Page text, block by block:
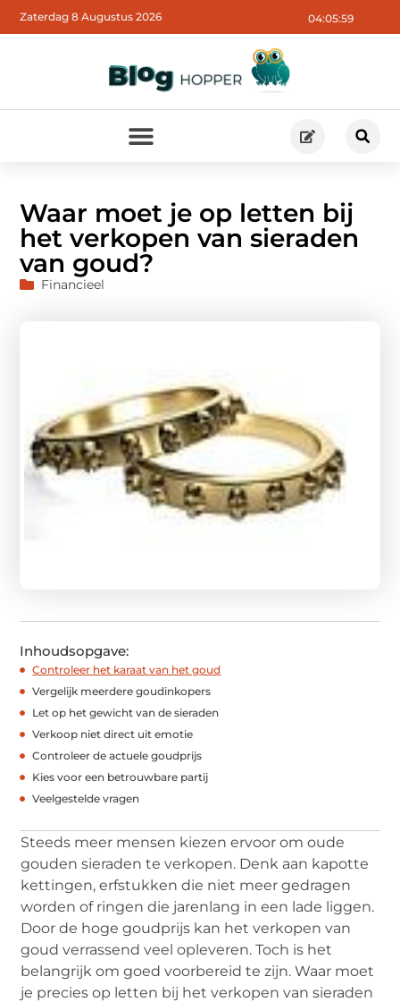
04:06:00
Zaterdag 8 Augustus 2026
Waar moet je op letten bij
het verkopen van sieraden
van goud?
Financieel
Inhoudsopgave:
Controleer het karaat van het goud
Vergelijk meerdere goudinkopers
Let op het gewicht van de sieraden
Verkoop niet direct uit emotie
Controleer de actuele goudprijs
Kies voor een betrouwbare partij
Veelgestelde vragen
Steeds meer mensen kiezen ervoor om oude
gouden sieraden te verkopen. Denk aan kapotte
kettingen, erfstukken die niet meer gedragen
worden of ringen die jarenlang in een lade liggen.
Door de hoge goudprijs kan het verkopen van
goud verrassend veel opleveren. Toch is het
belangrijk om goed voorbereid te zijn. Waar moet
je precies op letten bij het verkopen van sieraden